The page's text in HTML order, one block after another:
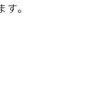
。